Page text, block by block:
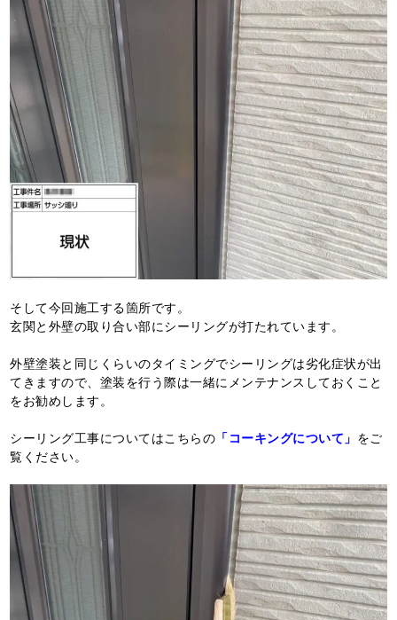
そして今回施工する箇所です。
玄関と外壁の取り合い部にシーリングが打たれています。
外壁塗装と同じくらいのタイミングでシーリングは劣化症状が出
てきますので、塗装を行う際は一緒にメンテナンスしておくこと
をお勧めします。
シーリング工事についてはこちらの 「コーキングについて」 をご
覧ください。